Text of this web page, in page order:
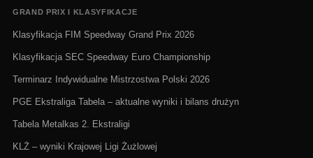
GRAND PRIX I KLASYFIKACJE
Klasyfikacja FIM Speedway Grand Prix 2026
Klasyfikacja SEC Speedway Euro Championship
Terminarz Indywidualne Mistrzostwa Polski 2026
PGE Ekstraliga Tabela – aktualne wyniki i bilans drużyn
Tabela Metalkas 2. Ekstraligi
KLŻ – wyniki Krajowej Ligi Żużlowej